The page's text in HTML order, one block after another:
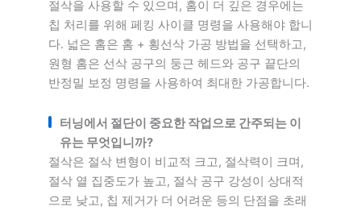
절삭을 사용할 수 있으며, 홈이 더 깊은 경우에는
칩 처리를 위해 페킹 사이클 명령을 사용해야 합니
다. 넓은 홈은 홈 + 횡선삭 가공 방법을 선택하고,
원형 홈은 선삭 공구의 둥근 헤드와 공구 끝단의
반정밀 보정 명령을 사용하여 최대한 가공합니다.
터닝에서 절단이 중요한 작업으로 간주되는 이
유는 무엇입니까?
절삭은 절삭 변형이 비교적 크고, 절삭력이 크며,
절삭 열 집중도가 높고, 절삭 공구 강성이 상대적
으로 낮고, 칩 제거가 더 어려운 등의 단점을 초래